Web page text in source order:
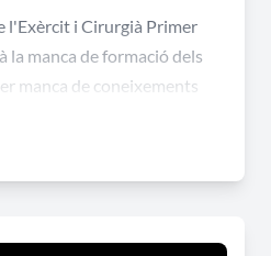
l'Exèrcit i Cirurgià Primer
la manca de formació dels
manca de coneixements
d'aconseguir